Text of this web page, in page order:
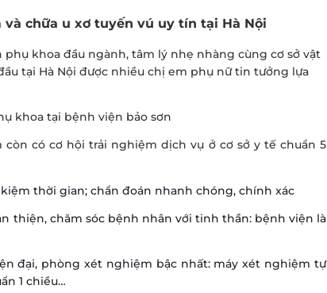
chữa u xơ tuyến vú uy tín tại Hà Nội
khoa đầu ngành, tâm lý nhẹ nhàng cùng cơ sở vật
tại Hà Nội được nhiều chị em phụ nữ tin tưởng lựa
có cơ hội trải nghiệm dịch vụ ở cơ sở y tế chuẩn 5
thời gian; chẩn đoán nhanh chóng, chính xác
thiện, chăm sóc bệnh nhân với tinh thần: bệnh viện là
đại, phòng xét nghiệm bậc nhất: máy xét nghiệm tự
1 chiều…